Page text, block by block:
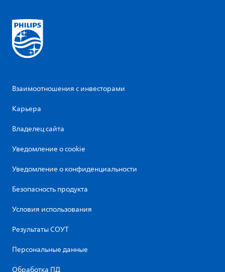
Взаимоотношения с инвесторами
Карьера
Владелец сайта
Уведомление о cookie
Уведомление о конфиденциальности
Безопасность продукта
Условия использования
Результаты СОУТ
Персональные данные